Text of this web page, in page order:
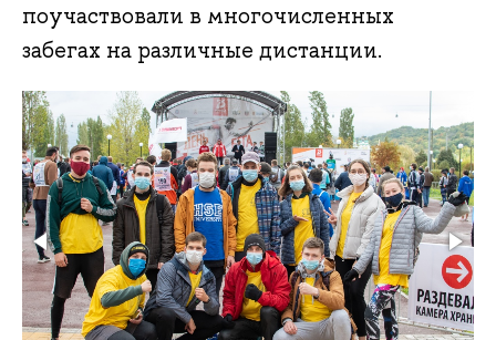
поучаствовали в многочисленных
забегах на различные дистанции.